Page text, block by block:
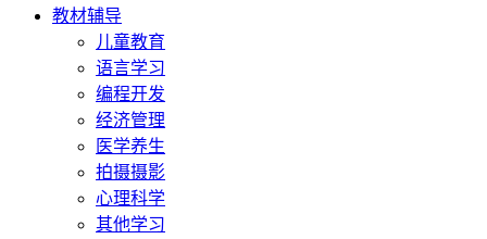
教材辅导
儿童教育
语言学习
编程开发
经济管理
医学养生
拍摄摄影
心理科学
其他学习